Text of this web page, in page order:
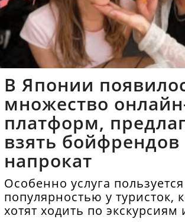
В Японии
множество
платформ,
взять бойфрендов
напрокат
Особенно услуга пользуется
популярностью у туристок,
хотят ходить по экскурсиям